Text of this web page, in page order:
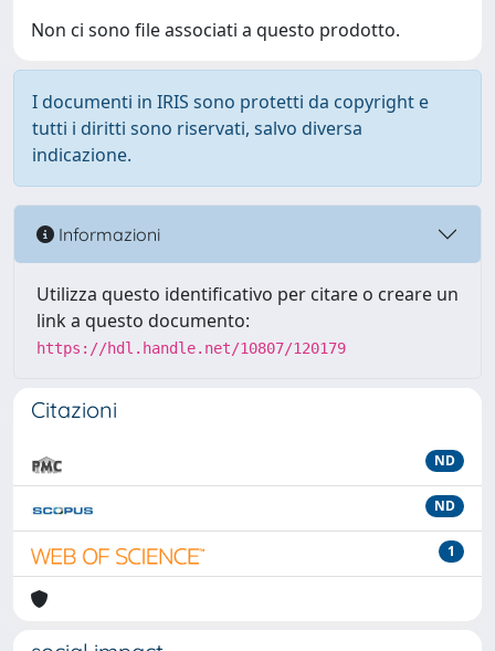
Non ci sono file associati a questo prodotto.
I documenti in IRIS sono protetti da copyright e
tutti i diritti sono riservati, salvo diversa
indicazione.
Informazioni
Utilizza questo identificativo per citare o creare un
link a questo documento:
https://hdl.handle.net/10807/120179
Citazioni
ND
ND
1